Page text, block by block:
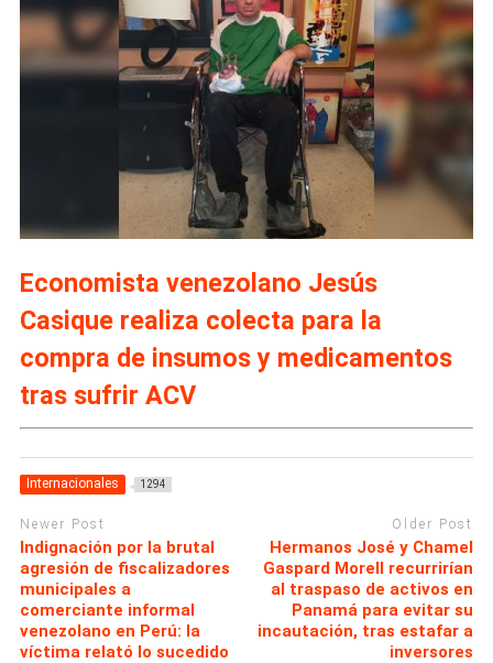
Economista venezolano Jesús
Casique realiza colecta para la
compra de insumos y medicamentos
tras sufrir ACV
Internacionales 1294
Newer Post
Indignación por la brutal
agresión de fiscalizadores
municipales a
comerciante informal
venezolano en Perú: la
víctima relató lo sucedido
Older Post
Hermanos José y Chamel
Gaspard Morell recurrirían
al traspaso de activos en
Panamá para evitar su
incautación, tras estafar a
inversores